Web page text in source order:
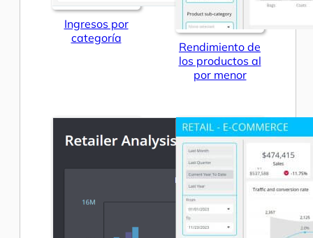
Ingresos por
categoría
Rendimiento de
los productos al
por menor